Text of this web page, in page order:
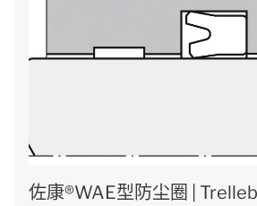
佐康®WAE型防尘圈 |